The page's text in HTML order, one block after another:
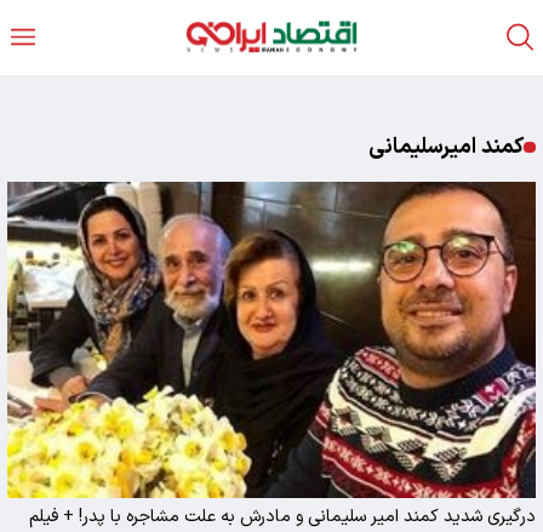
کمند امیرسلیمانی
درگیری شدید کمند امیر سلیمانی و مادرش به علت مشاجره با پدر! + فیلم